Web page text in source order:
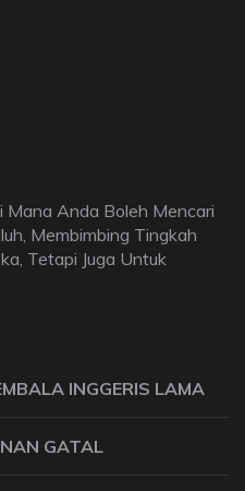
Mana Anda Boleh Mencari
Membimbing Tingkah
Tetapi Juga Untuk
INGGERIS LAMA
GATAL